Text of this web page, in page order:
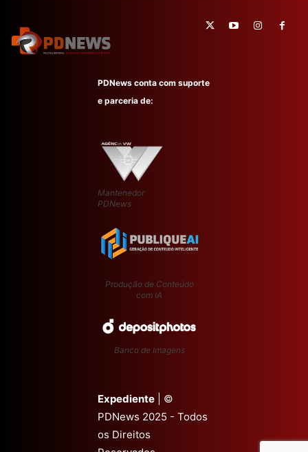
PDNews conta com suporte
e parceria de:
Mantenedor
PDNews
Produção de Conteúdo
com IA
Banco de Imagens
Expediente | ©
PDNews 2025 - Todos
os Direitos